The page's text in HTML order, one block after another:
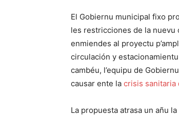
El Gobiernu municipal fixo
les restricciones de la nuevu
enmiendes al proyectu
circulación y
cambéu, l’equipu de
causar ente la crisis sanitaria
La propuesta atrasa un añu